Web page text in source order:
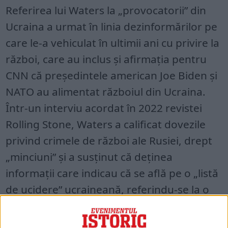
Referirea lui Waters la „provocatorii” din
Ucraina a urmat în linia dezinformărilor pe
care le-a vehiculat în ultimii ani cu privire la
război, care au inclus și afirmația pentru
CNN că președintele american Joe Biden și
NATO au alimentat războiul din Ucraina.
Într-un interviu acordat în 2022 revistei
Rolling Stone, Waters a calificat dovezile
privind crimele de război ale Rusiei, drept
„minciuni” și a susținut că deținea
informații care indicau că se află pe o „listă
de ucidere” ucraineană, referindu-se la o
listă întocmită de o organizație ucraineană
de extremă dreapta.